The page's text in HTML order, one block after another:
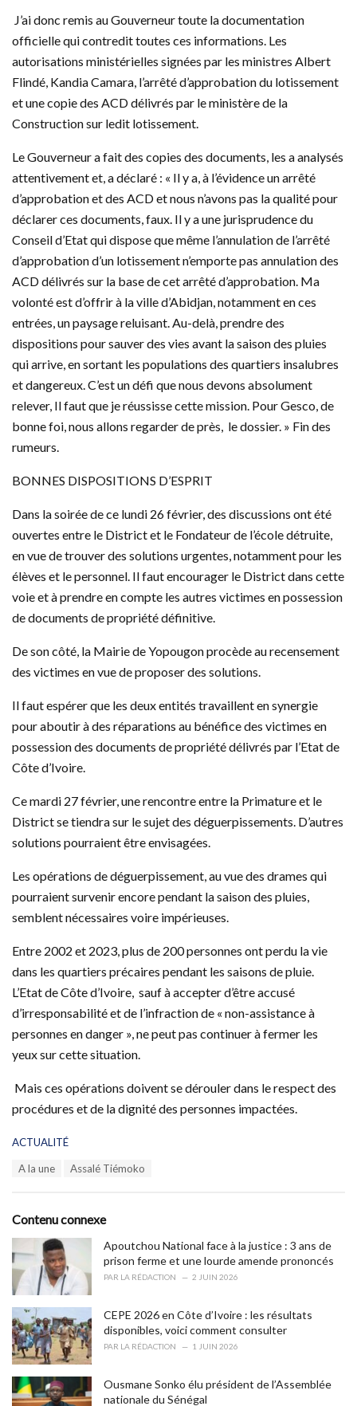
J’ai donc remis au Gouverneur toute la documentation
officielle qui contredit toutes ces informations. Les
autorisations ministérielles signées par les ministres Albert
Flindé, Kandia Camara, l’arrêté d’approbation du lotissement
et une copie des ACD délivrés par le ministère de la
Construction sur ledit lotissement.
Le Gouverneur a fait des copies des documents, les a analysés
attentivement et, a déclaré : « Il y a, à l’évidence un arrêté
d’approbation et des ACD et nous n’avons pas la qualité pour
déclarer ces documents, faux. Il y a une jurisprudence du
Conseil d’Etat qui dispose que même l’annulation de l’arrêté
d’approbation d’un lotissement n’emporte pas annulation des
ACD délivrés sur la base de cet arrêté d’approbation. Ma
volonté est d’offrir à la ville d’Abidjan, notamment en ces
entrées, un paysage reluisant. Au-delà, prendre des
dispositions pour sauver des vies avant la saison des pluies
qui arrive, en sortant les populations des quartiers insalubres
et dangereux. C’est un défi que nous devons absolument
relever, Il faut que je réussisse cette mission. Pour Gesco, de
bonne foi, nous allons regarder de près, le dossier. » Fin des
rumeurs.
BONNES DISPOSITIONS D’ESPRIT
Dans la soirée de ce lundi 26 février, des discussions ont été
ouvertes entre le District et le Fondateur de l’école détruite,
en vue de trouver des solutions urgentes, notamment pour les
élèves et le personnel. Il faut encourager le District dans cette
voie et à prendre en compte les autres victimes en possession
de documents de propriété définitive.
De son côté, la Mairie de Yopougon procède au recensement
des victimes en vue de proposer des solutions.
Il faut espérer que les deux entités travaillent en synergie
pour aboutir à des réparations au bénéfice des victimes en
possession des documents de propriété délivrés par l’Etat de
Côte d’Ivoire.
Ce mardi 27 février, une rencontre entre la Primature et le
District se tiendra sur le sujet des déguerpissements. D’autres
solutions pourraient être envisagées.
Les opérations de déguerpissement, au vue des drames qui
pourraient survenir encore pendant la saison des pluies,
semblent nécessaires voire impérieuses.
Entre 2002 et 2023, plus de 200 personnes ont perdu la vie
dans les quartiers précaires pendant les saisons de pluie.
L’Etat de Côte d’Ivoire, sauf à accepter d’être accusé
d’irresponsabilité et de l’infraction de « non-assistance à
personnes en danger », ne peut pas continuer à fermer les
yeux sur cette situation.
Mais ces opérations doivent se dérouler dans le respect des
procédures et de la dignité des personnes impactées.
C
o
r
i
e
s
:
ACTUALITÉ
:
A la une Assalé Tiémoko
Contenu connexe
Apoutchou National face à la justice : 3 ans de
prison ferme et une lourde amende prononcés
PAR LA RÉDACTION 2 JUIN 2026
CEPE 2026 en Côte d’Ivoire : les résultats
disponibles, voici comment consulter
PAR LA RÉDACTION 1 JUIN 2026
Ousmane Sonko élu président de l’Assemblée
nationale du Sénégal